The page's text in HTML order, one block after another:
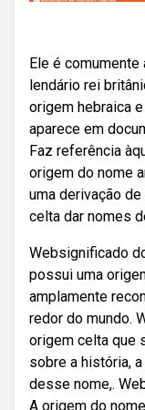
Ele é comumente
lendário rei
origem hebraica
aparece em
Faz referência
origem do nome
uma derivação de
celta dar nomes
Websignificado
possui uma
amplamente
redor do mundo.
origem celta que
sobre a história,
desse nome,.
A origem do